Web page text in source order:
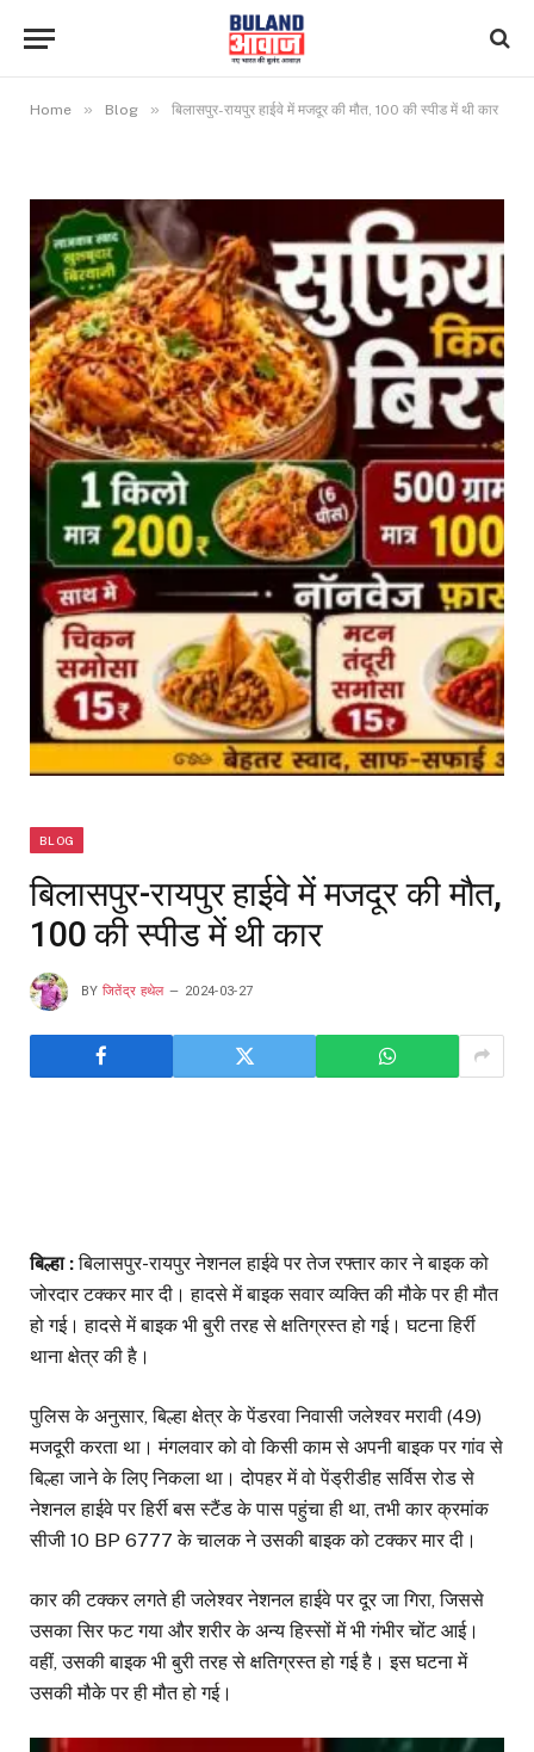
Home » Blog » बिलासपुर-रायपुर हाईवे में मजदूर की मौत, 100 की स्पीड में थी कार
BLOG
बिलासपुर-रायपुर हाईवे में मजदूर की मौत,
100 की स्पीड में थी कार
BY जितेंद्र हथेल 2024-03-27
बिल्हा :बिलासपुर-रायपुर नेशनल हाईवे पर तेज रफ्तार कार ने बाइक को
जोरदार टक्कर मार दी। हादसे में बाइक सवार व्यक्ति की मौके पर ही मौत
हो गई। हादसे में बाइक भी बुरी तरह से क्षतिग्रस्त हो गई। घटना हिर्री
थाना क्षेत्र की है।
पुलिस के अनुसार, बिल्हा क्षेत्र के पेंडरवा निवासी जलेश्वर मरावी (49)
मजदूरी करता था। मंगलवार को वो किसी काम से अपनी बाइक पर गांव से
बिल्हा जाने के लिए निकला था। दोपहर में वो पेंड्रीडीह सर्विस रोड से
नेशनल हाईवे पर हिर्री बस स्टैंड के पास पहुंचा ही था, तभी कार क्रमांक
सीजी 10 BP 6777 के चालक ने उसकी बाइक को टक्कर मार दी।
कार की टक्कर लगते ही जलेश्वर नेशनल हाईवे पर दूर जा गिरा, जिससे
उसका सिर फट गया और शरीर के अन्य हिस्सों में भी गंभीर चोंट आई।
वहीं, उसकी बाइक भी बुरी तरह से क्षतिग्रस्त हो गई है। इस घटना में
उसकी मौके पर ही मौत हो गई।